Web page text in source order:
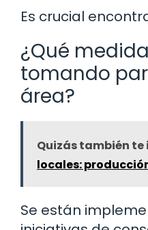
Es crucial
¿Qué
tomando
área?
Quizás también te
locales:
Se están